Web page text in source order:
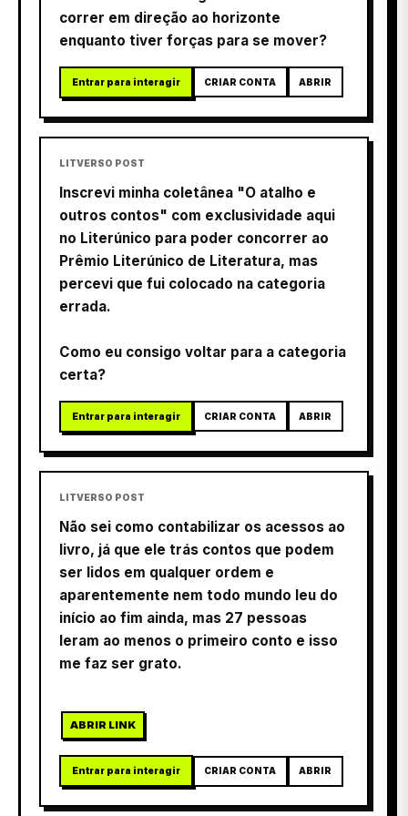
correr em direção ao horizonte
enquanto tiver forças para se mover?
Entrar para interagir CRIAR CONTA ABRIR
LITVERSO POST
Inscrevi minha coletânea "O atalho e
outros contos" com exclusividade aqui
no Literúnico para poder concorrer ao
Prêmio Literúnico de Literatura, mas
percevi que fui colocado na categoria
errada.
Como eu consigo voltar para a categoria
certa?
Entrar para interagir CRIAR CONTA ABRIR
LITVERSO POST
Não sei como contabilizar os acessos ao
livro, já que ele trás contos que podem
ser lidos em qualquer ordem e
aparentemente nem todo mundo leu do
início ao fim ainda, mas 27 pessoas
leram ao menos o primeiro conto e isso
me faz ser grato.
ABRIR LINK
Entrar para interagir CRIAR CONTA ABRIR